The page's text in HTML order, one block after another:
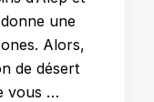
une
Alors,
de désert
vous …